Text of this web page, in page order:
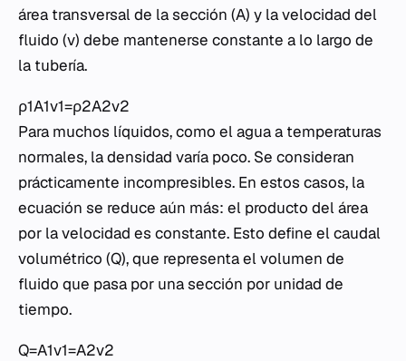
área transversal de la sección (A) y la velocidad del
fluido (v) debe mantenerse constante a lo largo de
la tubería.
ρ1​A1​v1​=ρ2​A2​v2​
Para muchos líquidos, como el agua a temperaturas
normales, la densidad varía poco. Se consideran
prácticamente incompresibles. En estos casos, la
ecuación se reduce aún más: el producto del área
por la velocidad es constante. Esto define el caudal
volumétrico (Q), que representa el volumen de
fluido que pasa por una sección por unidad de
tiempo.
Q=A1​v1​=A2​v2​